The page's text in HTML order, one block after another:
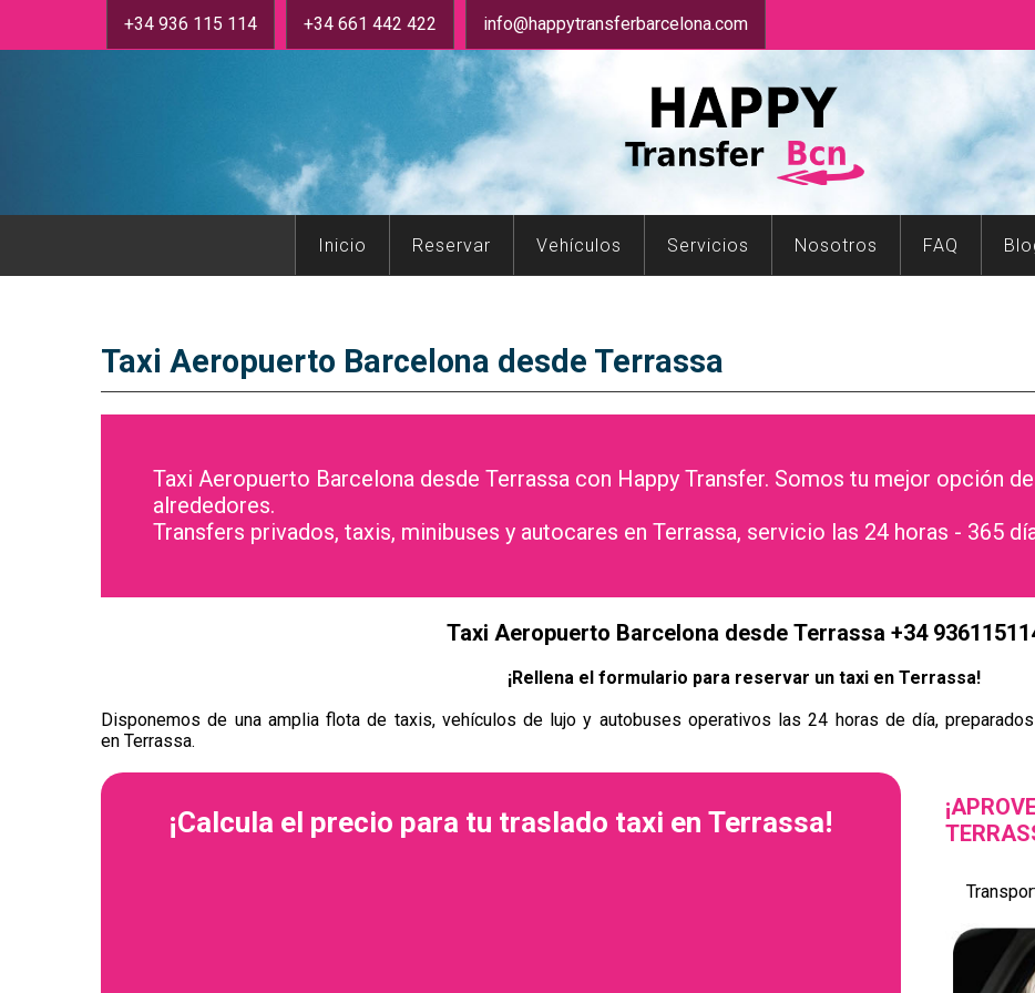
+34 936 115 114 +34 661 442 422 info@happytransferbarcelona.com
Inicio Reservar Vehículos Servicios Nosotros FAQ
Taxi Aeropuerto Barcelona desde Terrassa
Taxi Aeropuerto Barcelona desde Terrassa con Happy Transfer. Somos tu mejor opción
alrededores.
Transfers privados, taxis, minibuses y autocares en Terrassa, servicio las 24 horas - 365
Taxi Aeropuerto Barcelona desde Terrassa +34
¡Rellena el formulario para reservar un taxi en Terrassa!
Disponemos de una amplia flota de taxis, vehículos de lujo y autobuses operativos las 24 horas de día,
en Terrassa.
¡Calcula el precio para tu traslado taxi en Terrassa!